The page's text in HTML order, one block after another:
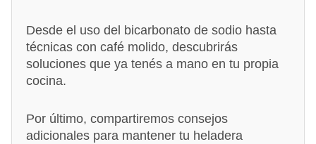
Desde el uso del bicarbonato de sodio hasta
técnicas con café molido, descubrirás
soluciones que ya tenés a mano en tu propia
cocina.
Por último, compartiremos consejos
adicionales para mantener tu heladera